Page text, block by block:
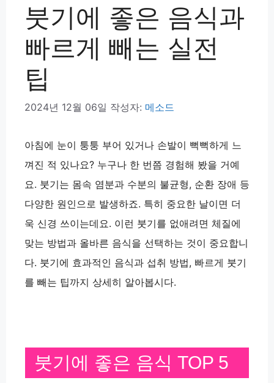
붓기에 좋은 음식과
빠르게 빼는 실전
팁
2024년 12월 06일 작성자: 메소드
아침에 눈이 퉁퉁 부어 있거나 손발이 뻑뻑하게 느
껴진 적 있나요? 누구나 한 번쯤 경험해 봤을 거예
요. 붓기는 몸속 염분과 수분의 불균형, 순환 장애 등
다양한 원인으로 발생하죠. 특히 중요한 날이면 더
욱 신경 쓰이는데요. 이런 붓기를 없애려면 체질에
맞는 방법과 올바른 음식을 선택하는 것이 중요합니
다. 붓기에 효과적인 음식과 섭취 방법, 빠르게 붓기
를 빼는 팁까지 상세히 알아봅시다.
붓기에 좋은 음식 TOP 5